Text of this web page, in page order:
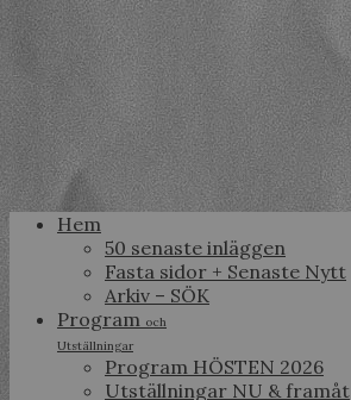
Hem
50 senaste inläggen
Fasta sidor + Senaste Nytt
Arkiv – SÖK
Program och
Utställningar
Program HÖSTEN 2026
Utställningar NU & framåt